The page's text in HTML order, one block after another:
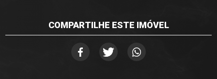
COMPARTILHE ESTE IMÓVEL